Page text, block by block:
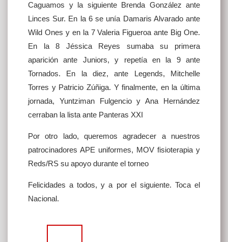
Caguamos y la siguiente Brenda González ante
Linces Sur. En la 6 se unía Damaris Alvarado ante
Wild Ones y en la 7 Valeria Figueroa ante Big One.
En la 8 Jéssica Reyes sumaba su primera
aparición ante Juniors, y repetía en la 9 ante
Tornados. En la diez, ante Legends, Mitchelle
Torres y Patricio Zúñiga. Y finalmente, en la última
jornada, Yuntziman Fulgencio y Ana Hernández
cerraban la lista ante Panteras XXI
Por otro lado, queremos agradecer a nuestros
patrocinadores APE uniformes, MOV fisioterapia y
Reds/RS su apoyo durante el torneo
Felicidades a todos, y a por el siguiente. Toca el
Nacional.